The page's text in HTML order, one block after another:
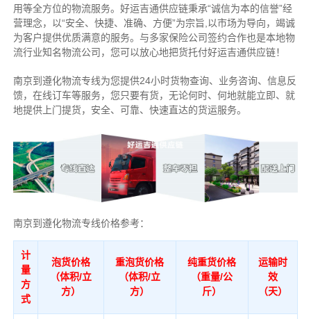
用等全方位的物流服务。好运吉通供应链秉承“诚信为本的信誉”经
营理念，以“安全、快捷、准确、方便”为宗旨,以市场为导向，竭诚
为客户提供优质满意的服务。 与多家保险公司签约合作也是本地物
流行业知名物流公司，您可以放心地把货托付好运吉通供应链！
南京到遵化物流专线为您提供24小时货物查询、业务咨询、信息反
馈，在线订车等服务，您只要有货，无论何时、何地就能立即、就
地提供上门提货，安全、可靠、快速直达的货运服务。
南京到遵化物流专线价格参考：
计
量
方
式
泡货价格
（体积/立
方）
重泡货价格
（体积/立
方）
纯重货价格
（重量/公
斤）
运输时
效
（天）